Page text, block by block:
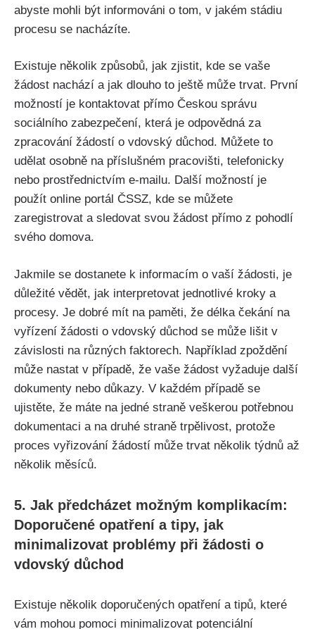
abyste mohli být informováni o tom, v jakém stádiu
procesu se nacházíte.
Existuje několik způsobů, jak zjistit, kde se vaše
žádost nachází a jak dlouho to ještě může trvat. První
možností je kontaktovat přímo Českou správu
sociálního zabezpečení, která je odpovědná za
zpracování žádostí o vdovský důchod. Můžete to
udělat osobně na příslušném pracovišti, telefonicky
nebo prostřednictvím e-mailu. Další možností je
použít online portál ČSSZ, kde se můžete
zaregistrovat a sledovat svou žádost přímo z pohodlí
svého domova.
Jakmile se dostanete k informacím o vaší žádosti, je
důležité vědět, jak interpretovat jednotlivé kroky a
procesy. Je dobré mít na paměti, že délka čekání na
vyřízení žádosti o vdovský důchod se může lišit v
závislosti na různých faktorech. Například zpoždění
může nastat v případě, že vaše žádost vyžaduje další
dokumenty nebo důkazy. V každém případě se
ujistěte, že máte na jedné straně veškerou potřebnou
dokumentaci a na druhé straně trpělivost, protože
proces vyřizování žádostí může trvat několik týdnů až
několik měsíců.
5. Jak předcházet možným komplikacím:
Doporučené opatření a tipy, jak
minimalizovat problémy při žádosti o
vdovský důchod
Existuje několik doporučených opatření a tipů, které
vám mohou pomoci minimalizovat potenciální